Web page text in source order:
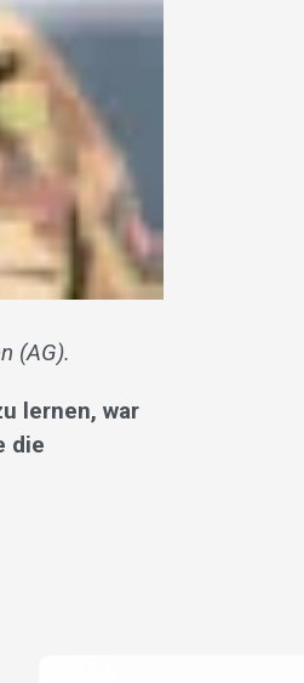
(AG).
lernen, war
die